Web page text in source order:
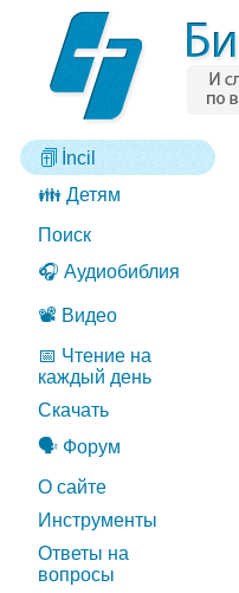
İncil
👪 Детям
Поиск
🎧 Аудиобиблия
📽️ Видео
📅 Чтение на
каждый день
Скачать
🗣️ Форум
О сайте
Инструменты
Ответы на
вопросы